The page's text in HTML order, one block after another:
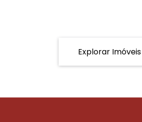
Explorar Imóveis